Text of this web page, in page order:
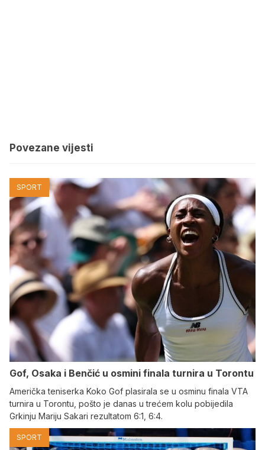
Povezane vijesti
SPORT
Gof, Osaka i Benčić u osmini finala turnira u Torontu
Američka teniserka Koko Gof plasirala se u osminu finala VTA
turnira u Torontu, pošto je danas u trećem kolu pobijedila
Grkinju Mariju Sakari rezultatom 6:1, 6:4.
SPORT